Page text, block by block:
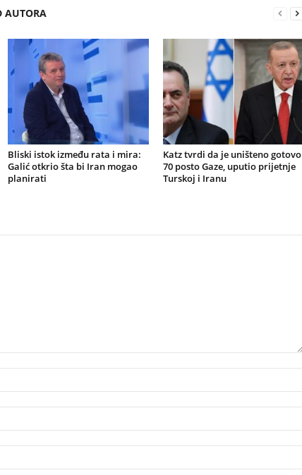
AUTORA
Bliski istok između rata i mira:
Galić otkrio šta bi Iran mogao
planirati
Katz tvrdi da je uništeno gotovo
70 posto Gaze, uputio prijetnje
Turskoj i Iranu